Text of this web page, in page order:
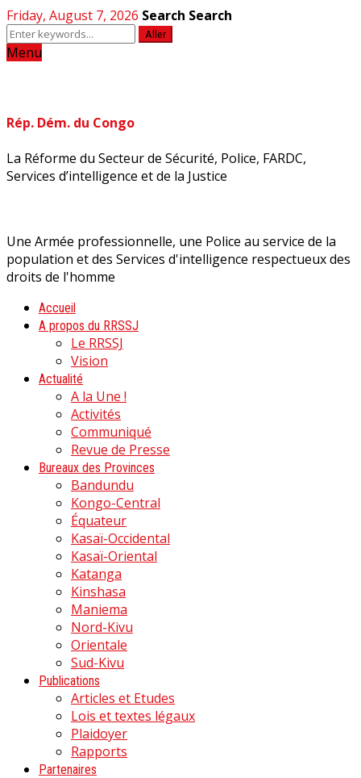
Friday, August 7, 2026 Search Search
Aller
Menu
Rép. Dém. du Congo
La Réforme du Secteur de Sécurité, Police, FARDC,
Services d’intelligence et de la Justice
Une Armée professionnelle, une Police au service de la
population et des Services d'intelligence respectueux des
droits de l'homme
Accueil
A propos du RRSSJ
Le RRSSJ
Vision
Actualité
A la Une !
Activités
Communiqué
Revue de Presse
Bureaux des Provinces
Bandundu
Kongo-Central
Équateur
Kasaï-Occidental
Kasaï-Oriental
Katanga
Kinshasa
Maniema
Nord-Kivu
Orientale
Sud-Kivu
Publications
Articles et Etudes
Lois et textes légaux
Plaidoyer
Rapports
Partenaires